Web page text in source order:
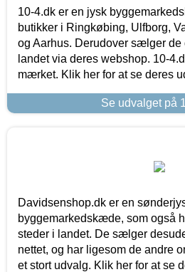
10-4.dk er en jysk
butikker i Ringkøbing, Ulfborg,
og Aarhus. Derudover sælger de
landet via deres webshop. 10-
mærket. Klik her for at se deres
Se udvalget på
Davidsenshop.dk er en
byggemarkedskæde, som også
steder i landet. De sælger
nettet, og har ligesom de andre
et stort udvalg. Klik her for at se